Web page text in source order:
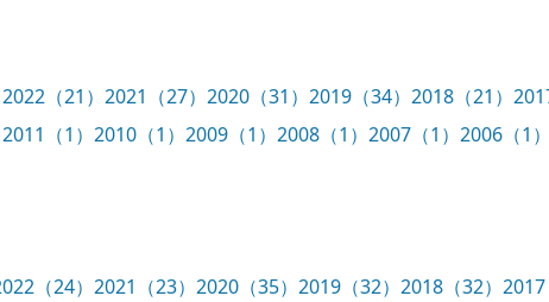
2022（21） 2021（27） 2020（31） 2019（34） 2018（21）
2011（1） 2010（1） 2009（1） 2008（1） 2007（1） 2006（1）
（24） 2021（23） 2020（35） 2019（32） 2018（32） 2017